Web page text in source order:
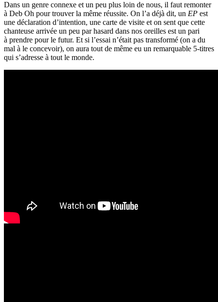
Dans un genre connexe et un peu plus loin de nous, il faut remonter
à Deb Oh pour trouver la même réussite. On l’a déjà dit, un EP est
une déclaration d’intention, une carte de visite et on sent que cette
chanteuse arrivée un peu par hasard dans nos oreilles est un pari
à prendre pour le futur. Et si l’essai n’était pas transformé (on a du
mal à le concevoir), on aura tout de même eu un remarquable 5-titres
qui s’adresse à tout le monde.